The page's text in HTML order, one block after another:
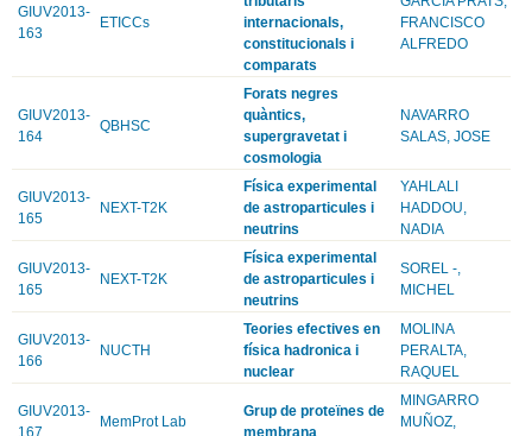
GIUV2013-
163
ETICCs
internacionals,
constitucionals i
comparats
FRANCISCO
ALFREDO
GIUV2013-
164
QBHSC
Forats negres
quàntics,
supergravetat i
cosmologia
NAVARRO
SALAS, JOSE
GIUV2013-
165
NEXT-T2K
Física experimental
de astroparticules i
neutrins
YAHLALI
HADDOU,
NADIA
GIUV2013-
165
NEXT-T2K
Física experimental
de astroparticules i
neutrins
SOREL -,
MICHEL
GIUV2013-
166
NUCTH
Teories efectives en
física hadronica i
nuclear
MOLINA
PERALTA,
RAQUEL
GIUV2013-
167
MemProt Lab
Grup de proteïnes de
membrana
MINGARRO
MUÑOZ,